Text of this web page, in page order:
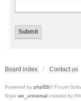
Board index Contact us
Powered by phpBB® Forum
Style we_universal created by